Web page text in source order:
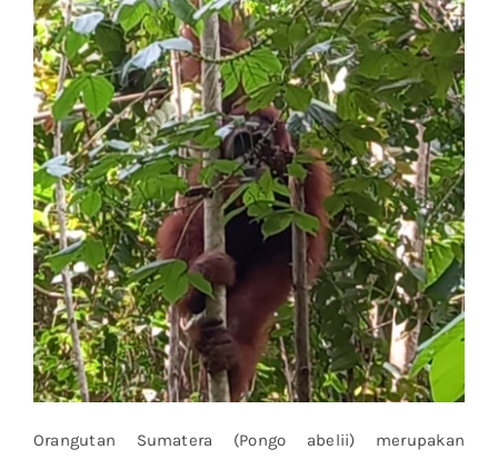
Orangutan Sumatera (Pongo abelii) merupakan